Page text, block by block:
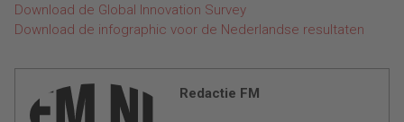
Download de Global Innovation Survey
Download de infographic voor de Nederlandse resultaten
Redactie FM